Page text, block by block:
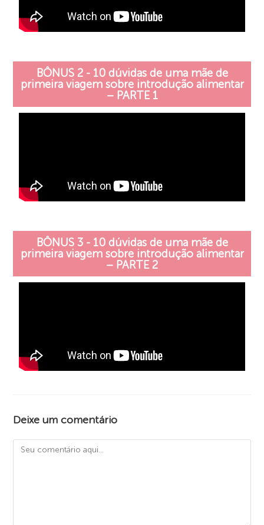
BÔNUS 2 - 10 dúvidas de uma mãe de
primeira viagem sobre introdução alimentar
– PARTE 1
BÔNUS 3 - 10 dúvidas de uma mãe de
primeira viagem sobre introdução alimentar
– PARTE 2
Deixe um comentário